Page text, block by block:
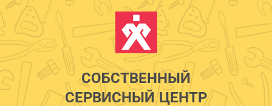
СОБСТВЕННЫЙ
СЕРВИСНЫЙ ЦЕНТР